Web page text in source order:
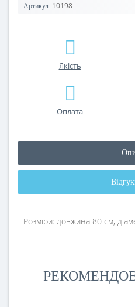
Артикул: 10198
Якість
Оплата
Розміри: довжина 80 см,